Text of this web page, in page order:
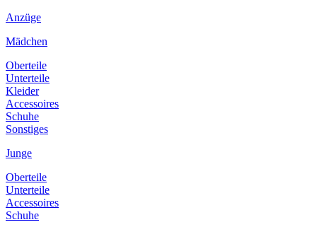
Anzüge
Mädchen
Oberteile
Unterteile
Kleider
Accessoires
Schuhe
Sonstiges
Junge
Oberteile
Unterteile
Accessoires
Schuhe